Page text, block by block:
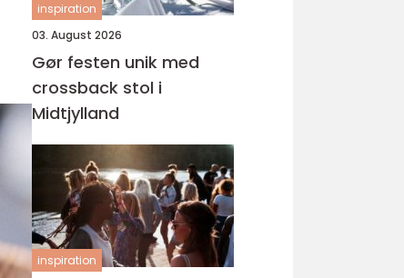
inspiration
03. August 2026
Gør festen unik med
crossback stol i
Midtjylland
inspiration